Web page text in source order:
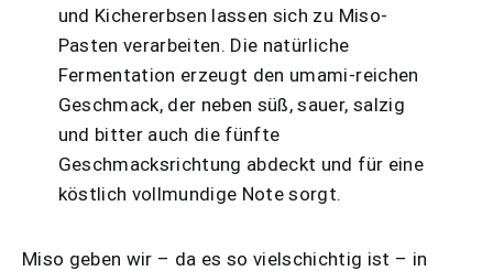
und Kichererbsen lassen sich zu Miso-
Pasten verarbeiten. Die natürliche
Fermentation erzeugt den umami-reichen
Geschmack, der neben süß, sauer, salzig
und bitter auch die fünfte
Geschmacksrichtung abdeckt und für eine
köstlich vollmundige Note sorgt.
Miso geben wir – da es so vielschichtig ist – in